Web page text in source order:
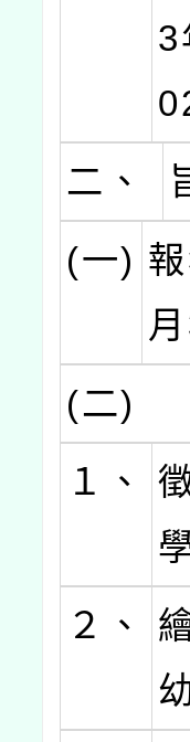
3
二、
(一)
(二)
１、
２、